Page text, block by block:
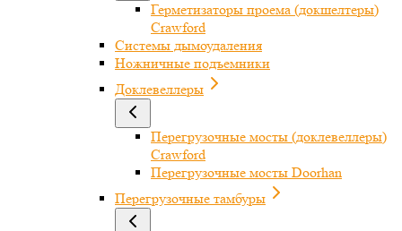
Герметизаторы проема (докшелтеры)
Crawford
Системы дымоудаления
Ножничные подъемники
Доклевеллеры
Перегрузочные мосты (доклевеллеры)
Crawford
Перегрузочные мосты Doorhan
Перегрузочные тамбуры